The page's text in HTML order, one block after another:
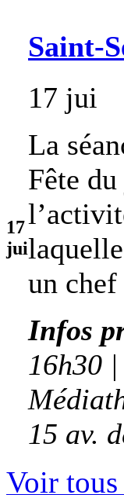
17
jui
Saint-
17 jui
La
Fête
un chef
Infos
16h30
15 av.
Voir tous